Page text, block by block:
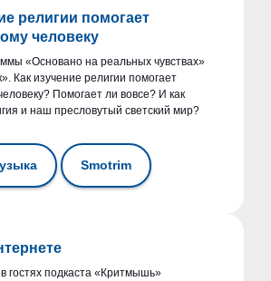
религии помогает
человеку
«Основано на реальных чувствах»
Как изучение религии помогает
Помогает ли вовсе? И как
и наш пресловутый светский мир?
Smotrim
гостях подкаста «Критмышь»